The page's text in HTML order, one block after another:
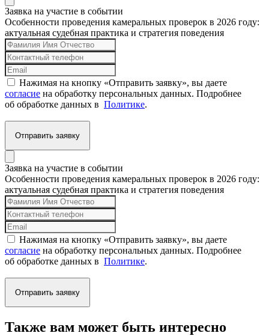
Заявка на участие в событии
Особенности проведения камеральных проверок в 2026 году:
актуальная судебная практика и стратегия поведения
Нажимая на кнопку «Отправить заявку», вы даете
согласие на обработку персональных данных. Подробнее
об обработке данных в Политике.
Отправить заявку
Заявка на участие в событии
Особенности проведения камеральных проверок в 2026 году:
актуальная судебная практика и стратегия поведения
Нажимая на кнопку «Отправить заявку», вы даете
согласие на обработку персональных данных. Подробнее
об обработке данных в Политике.
Отправить заявку
Также вам может быть интересно